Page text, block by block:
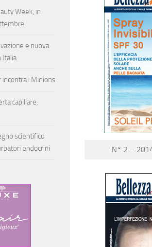
N° 2 –
Week, in
e nuova
Italia
incontra i Minions
capillare,
scientifico
endocrini